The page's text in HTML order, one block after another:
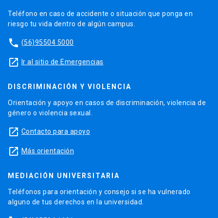
Teléfono en caso de accidente o situación que ponga en
riesgo tu vida dentro de algún campus.
phone (56)95504 5000
launch Ir al sitio de Emergencias
DISCRIMINACIÓN Y VIOLENCIA
Orientación y apoyo en casos de discriminación, violencia de
género o violencia sexual.
launch Contacto para apoyo
launch Más orientación
MEDIACIÓN UNIVERSITARIA
Teléfonos para orientación y consejo si se ha vulnerado
alguno de tus derechos en la universidad.